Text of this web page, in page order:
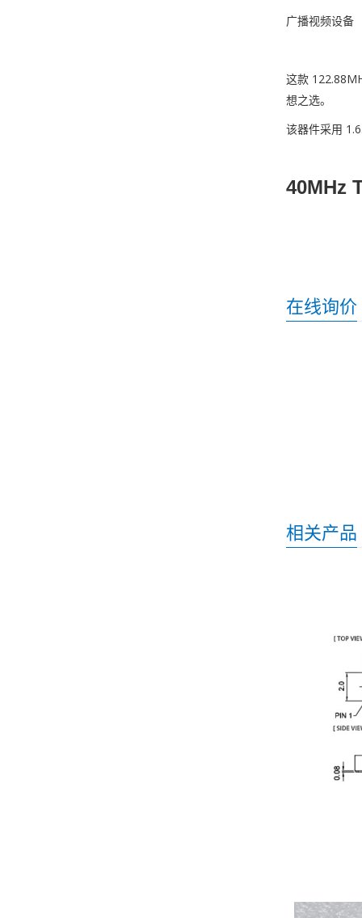
广播视频设备
这款
想之选。
该器件采用
40MHz
在线询价
相关产品